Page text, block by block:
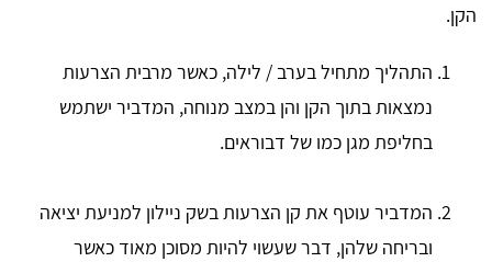
הקן.
התהליך מתחיל בערב / לילה, כאשר מרבית הצרעות
נמצאות בתוך הקן והן במצב מנוחה, המדביר ישתמש
בחליפת מגן כמו של דבוראים.
המדביר עוטף את קן הצרעות בשק ניילון למניעת יציאה
ובריחה שלהן, דבר שעשוי להיות מסוכן מאוד כאשר